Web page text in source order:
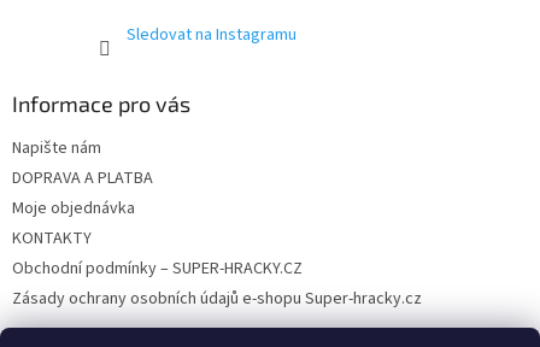
Sledovat na Instagramu
Informace pro vás
Napište nám
DOPRAVA A PLATBA
Moje objednávka
KONTAKTY
Obchodní podmínky – SUPER-HRACKY.CZ
Zásady ochrany osobních údajů e-shopu Super-hracky.cz